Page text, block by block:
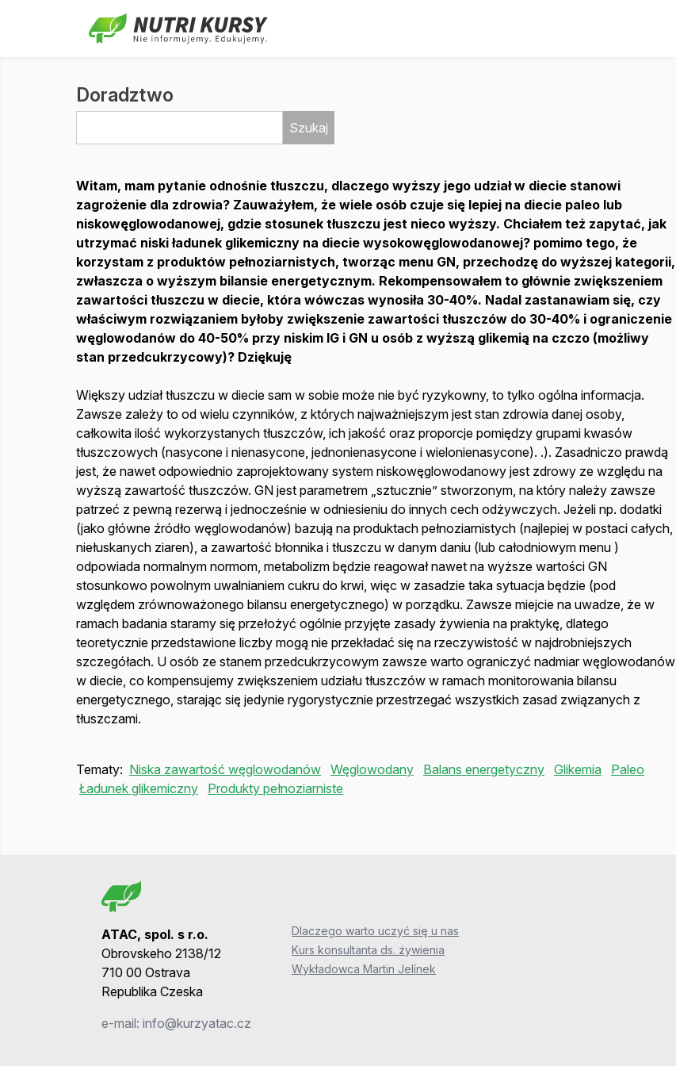
Doradztwo
Szukaj
Witam, mam pytanie odnośnie tłuszczu, dlaczego wyższy jego udział w diecie stanowi
zagrożenie dla zdrowia? Zauważyłem, że wiele osób czuje się lepiej na diecie paleo lub
niskowęglowodanowej, gdzie stosunek tłuszczu jest nieco wyższy. Chciałem też zapytać, jak
utrzymać niski ładunek glikemiczny na diecie wysokowęglowodanowej? pomimo tego, że
korzystam z produktów pełnoziarnistych, tworząc menu GN, przechodzę do wyższej kategorii,
zwłaszcza o wyższym bilansie energetycznym. Rekompensowałem to głównie zwiększeniem
zawartości tłuszczu w diecie, która wówczas wynosiła 30-40%. Nadal zastanawiam się, czy
właściwym rozwiązaniem byłoby zwiększenie zawartości tłuszczów do 30-40% i ograniczenie
węglowodanów do 40-50% przy niskim IG i GN u osób z wyższą glikemią na czczo (możliwy
stan przedcukrzycowy)? Dziękuję
Większy udział tłuszczu w diecie sam w sobie może nie być ryzykowny, to tylko ogólna informacja.
Zawsze zależy to od wielu czynników, z których najważniejszym jest stan zdrowia danej osoby,
całkowita ilość wykorzystanych tłuszczów, ich jakość oraz proporcje pomiędzy grupami kwasów
tłuszczowych (nasycone i nienasycone, jednonienasycone i wielonienasycone). .). Zasadniczo prawdą
jest, że nawet odpowiednio zaprojektowany system niskowęglowodanowy jest zdrowy ze względu na
wyższą zawartość tłuszczów. GN jest parametrem „sztucznie” stworzonym, na który należy zawsze
patrzeć z pewną rezerwą i jednocześnie w odniesieniu do innych cech odżywczych. Jeżeli np. dodatki
(jako główne źródło węglowodanów) bazują na produktach pełnoziarnistych (najlepiej w postaci całych,
niełuskanych ziaren), a zawartość błonnika i tłuszczu w danym daniu (lub całodniowym menu )
odpowiada normalnym normom, metabolizm będzie reagował nawet na wyższe wartości GN
stosunkowo powolnym uwalnianiem cukru do krwi, więc w zasadzie taka sytuacja będzie (pod
względem zrównoważonego bilansu energetycznego) w porządku. Zawsze miejcie na uwadze, że w
ramach badania staramy się przełożyć ogólnie przyjęte zasady żywienia na praktykę, dlatego
teoretycznie przedstawione liczby mogą nie przekładać się na rzeczywistość w najdrobniejszych
szczegółach. U osób ze stanem przedcukrzycowym zawsze warto ograniczyć nadmiar węglowodanów
w diecie, co kompensujemy zwiększeniem udziału tłuszczów w ramach monitorowania bilansu
energetycznego, starając się jedynie rygorystycznie przestrzegać wszystkich zasad związanych z
tłuszczami.
Tematy: Niska zawartość węglowodanów Węglowodany Balans energetyczny Glikemia
Paleo
Ładunek glikemiczny
Produkty pełnoziarniste
ATAC, spol. s r.o.
Obrovskeho 2138/12
710 00 Ostrava
Republika Czeska
e-mail: info@kurzyatac.cz
Dlaczego warto uczyć się u nas
Kurs konsultanta ds. żywienia
Wykładowca Martin Jelínek